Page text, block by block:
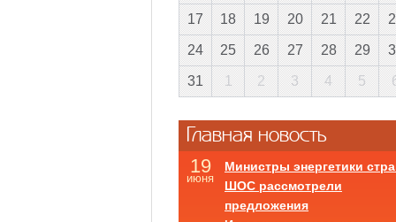
17 18 19 20 21 22
24 25 26 27 28 29
31 1 2 3 4 5
Главная новость
19
июня
Министры энергетики
ШОС рассмотрели
предложения